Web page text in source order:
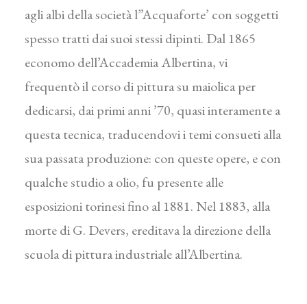
agli albi della società l”Acquaforte’ con soggetti
spesso tratti dai suoi stessi dipinti. Dal 1865
economo dell’Accademia Albertina, vi
frequentò il corso di pittura su maiolica per
dedicarsi, dai primi anni ’70, quasi interamente a
questa tecnica, traducendovi i temi consueti alla
sua passata produzione: con queste opere, e con
qualche studio a olio, fu presente alle
esposizioni torinesi fino al 1881. Nel 1883, alla
morte di G. Devers, ereditava la direzione della
scuola di pittura industriale all’Albertina.